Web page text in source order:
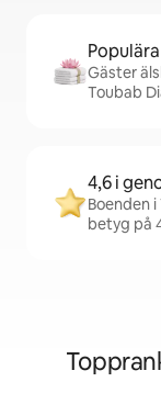
Gäster
Toubab
4,6 i
Boenden
betyg på